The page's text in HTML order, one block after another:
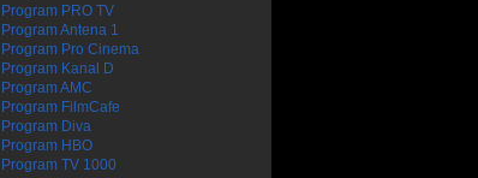
Program PRO TV
Program Antena 1
Program Pro Cinema
Program Kanal D
Program AMC
Program FilmCafe
Program Diva
Program HBO
Program TV 1000